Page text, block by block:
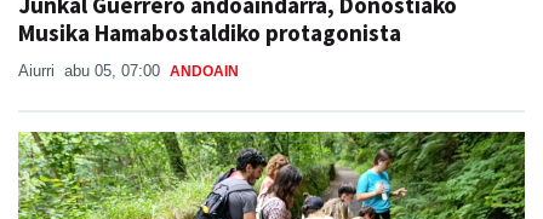
Aiurri abu 05, 07:00 ANDOAIN